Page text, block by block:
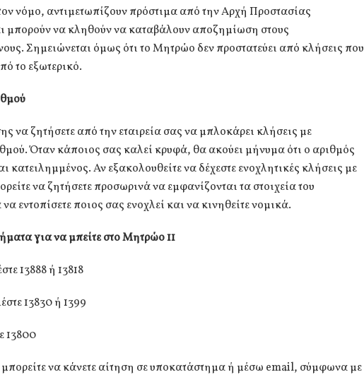
νόμο, αντιμετωπίζουν πρόστιμα από την Αρχή Προστασίας
μπορούν να κληθούν να καταβάλουν αποζημίωση στους
Σημειώνεται όμως ότι το Μητρώο δεν προστατεύει από κλήσεις που
το εξωτερικό.
να ζητήσετε από την εταιρεία σας να μπλοκάρει κλήσεις με
Όταν κάποιος σας καλεί κρυφά, θα ακούει μήνυμα ότι ο αριθμός
κατειλημμένος. Αν εξακολουθείτε να δέχεστε ενοχλητικές κλήσεις με
να ζητήσετε προσωρινά να εμφανίζονται τα στοιχεία του
εντοπίσετε ποιος σας ενοχλεί και να κινηθείτε νομικά.
για να μπείτε στο Μητρώο 11
13888 ή 13818
13830 ή 1399
13800
να κάνετε αίτηση σε υποκατάστημα ή μέσω email, σύμφωνα με